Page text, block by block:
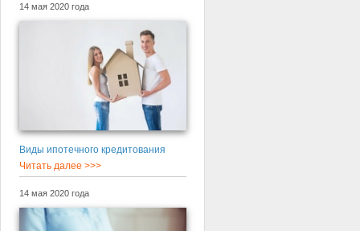
14 мая 2020 года
Виды ипотечного кредитования
Читать далее >>>
14 мая 2020 года